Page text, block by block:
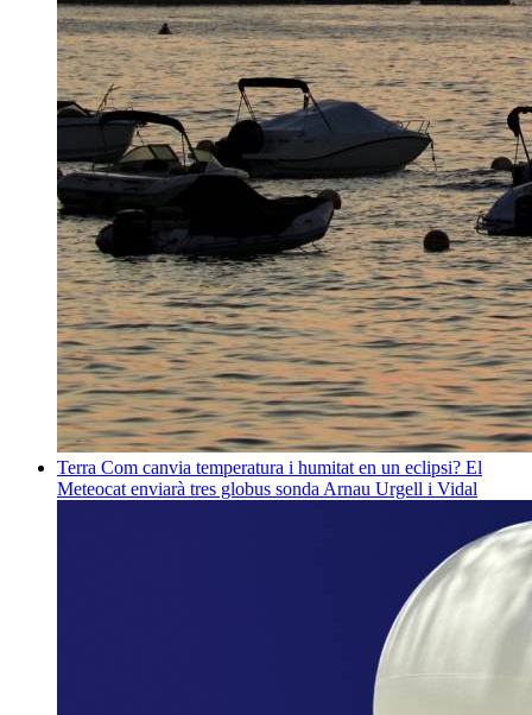
Terra Com canvia temperatura i humitat en un eclipsi? El
Meteocat enviarà tres globus sonda Arnau Urgell i Vidal